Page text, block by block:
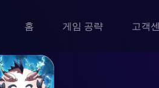
홈 게임 공략 고객